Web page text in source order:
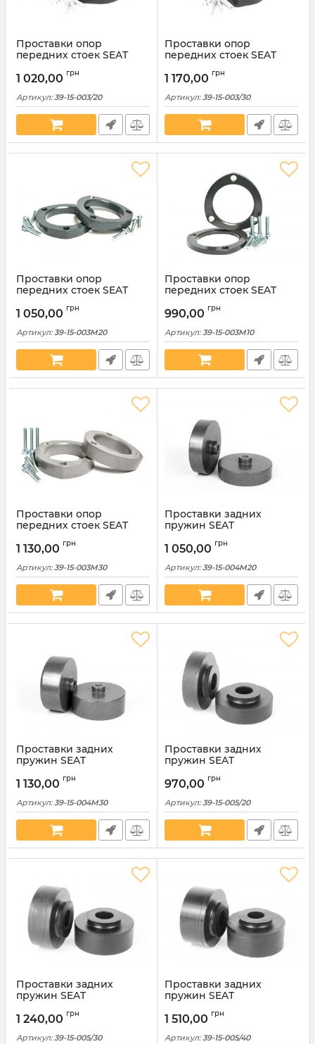
Проставки опор
передних стоек SEAT
(39-15-003/20)
1 020,00 грн
Артикул: 39-15-003/20
Проставки опор
передних стоек SEAT
(39-15-003/30)
1 170,00 грн
Артикул: 39-15-003/30
Проставки опор
передних стоек SEAT
15-003М20)
1 050,00 грн
Артикул: 39-15-003M20
Проставки опор
передних стоек SEAT
15-003М10)
990,00 грн
Артикул: 39-15-003M10
Проставки опор
передних стоек SEAT
15-003М30)
1 130,00 грн
Артикул: 39-15-003M30
Проставки задних
пружин SEAT
15-004М20)
1 050,00 грн
Артикул: 39-15-004M20
Проставки задних
пружин SEAT
15-004М30)
1 130,00 грн
Артикул: 39-15-004M30
Проставки задних
пружин SEAT
(39-15-005/20)
970,00 грн
Артикул: 39-15-005/20
Проставки задних
пружин SEAT
(39-15-005/30)
1 240,00 грн
Артикул: 39-15-005/30
Проставки задних
пружин SEAT
(39-15-005/40)
1 510,00 грн
Артикул: 39-15-005/40